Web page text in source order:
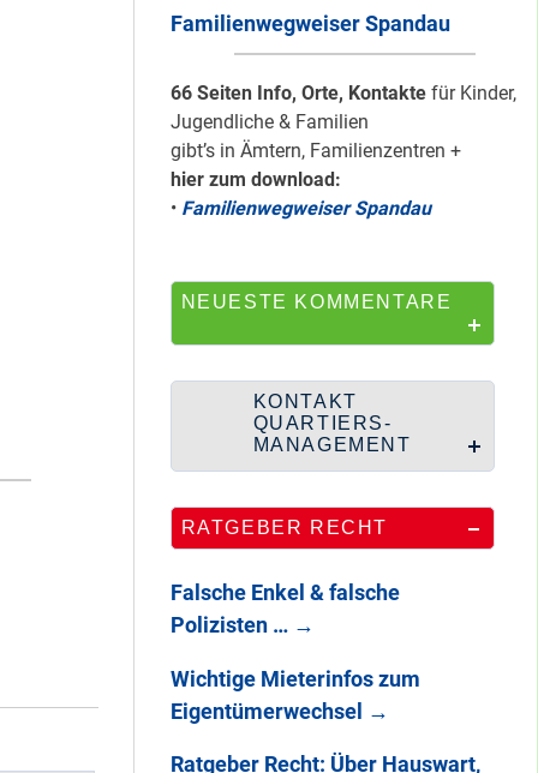
Familienwegweiser Spandau
66 Seiten Info, Orte, Kontakte für Kinder,
Jugendliche & Familien
gibt’s in Ämtern, Familienzentren +
hier zum download:
• Familienwegweiser Spandau
NEUESTE KOMMENTARE
KONTAKT
QUARTIERS-
MANAGEMENT
RATGEBER RECHT
Falsche Enkel & falsche
Polizisten … →
Wichtige Mieterinfos zum
Eigentümerwechsel →
Ratgeber Recht: Über Hauswart,
HipHop-Video: Das
ist Mein Viertel!
Mit Mieter-Kohle
auf Senats-Kohle
Wie Staaken zu
zwei Hahnebergen
kam
100 Jahre
Heerstraße
DAS
STADTTEILFEST
2025